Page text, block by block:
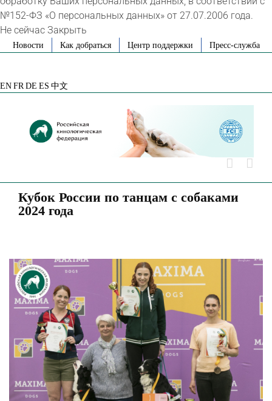
№152-ФЗ «О персональных данных» от 27.07.2006 года.
Не сейчас Закрыть
SkipНовости Как добраться Центр поддержки Пресс-служба
EN FR DE ES 中文
Кубок России по танцам с собаками
2024 года
View
Larger
Image